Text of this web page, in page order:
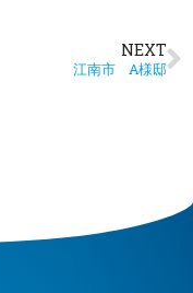
NEXT
江南市 A様邸